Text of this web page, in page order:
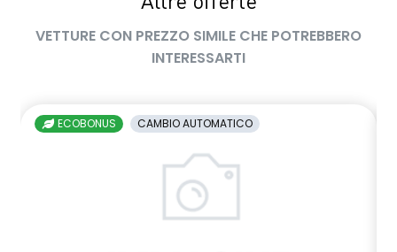
VETTURE CON PREZZO SIMILE CHE POTREBBERO
INTERESSARTI
ECOBONUS CAMBIO AUTOMATICO